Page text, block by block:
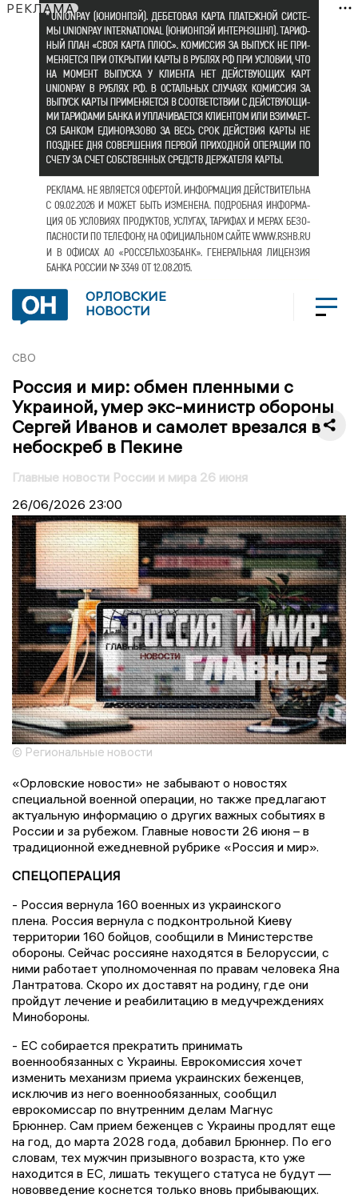
РЕКЛАМА
ОРЛОВСКИЕ
НОВОСТИ
СВО
Россия и мир: обмен пленными с
Украиной, умер экс-министр обороны
Сергей Иванов и самолет врезался в
небоскреб в Пекине
Главные новости России и мира 26 июня
26/06/2026 23:00
© Региональные новости
«Орловские новости» не забывают о новостях
специальной военной операции, но также предлагают
актуальную информацию о других важных событиях в
России и за рубежом. Главные новости 26 июня – в
традиционной ежедневной рубрике «Россия и мир».
СПЕЦОПЕРАЦИЯ
- Россия вернула 160 военных из украинского
плена. Россия вернула с подконтрольной Киеву
территории 160 бойцов, сообщили в Министерстве
обороны. Сейчас россияне находятся в Белоруссии, с
ними работает уполномоченная по правам человека Яна
Лантратова. Скоро их доставят на родину, где они
пройдут лечение и реабилитацию в медучреждениях
Минобороны.
- ЕС собирается прекратить принимать
военнообязанных с Украины. Еврокомиссия хочет
изменить механизм приема украинских беженцев,
исключив из него военнообязанных, сообщил
еврокомиссар по внутренним делам Магнус
Брюннер. Сам прием беженцев с Украины продлят еще
на год, до марта 2028 года, добавил Брюннер. По его
словам, тех мужчин призывного возраста, кто уже
находится в ЕС, лишать текущего статуса не будут —
нововведение коснется только вновь прибывающих.